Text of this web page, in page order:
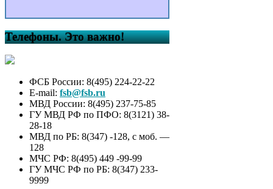
Телефоны. Это важно!
ФСБ России: 8(495) 224-22-22
E-mail: fsb@fsb.ru
МВД России: 8(495) 237-75-85
ГУ МВД РФ по ПФО: 8(3121) 38-
28-18
МВД по РБ: 8(347) -128, с моб. —
128
МЧС РФ: 8(495) 449 -99-99
ГУ МЧС РФ по РБ: 8(347) 233-
9999